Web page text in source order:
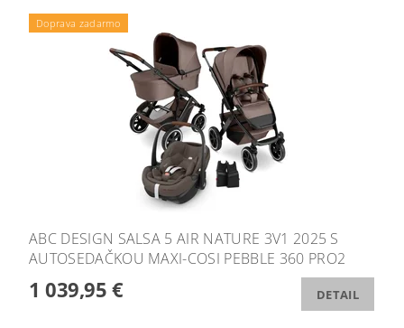
Doprava zadarmo
ABC DESIGN SALSA 5 AIR NATURE 3V1 2025 S
AUTOSEDAČKOU MAXI-COSI PEBBLE 360 PRO2
1 039,95 € DETAIL